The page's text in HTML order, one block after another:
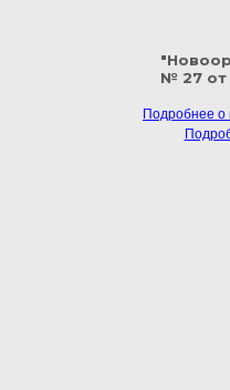
№ 27 от
Подробнее о